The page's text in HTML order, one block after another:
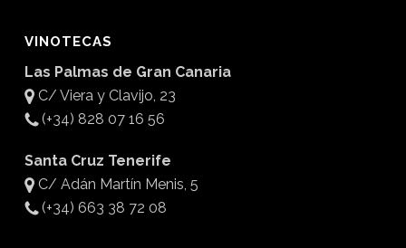
VINOTECAS
Las Palmas de Gran Canaria
C/ Viera y Clavijo, 23
(+34) 828 07 16 56
Santa Cruz Tenerife
C/ Adán Martín Menis, 5
(+34) 663 38 72 08